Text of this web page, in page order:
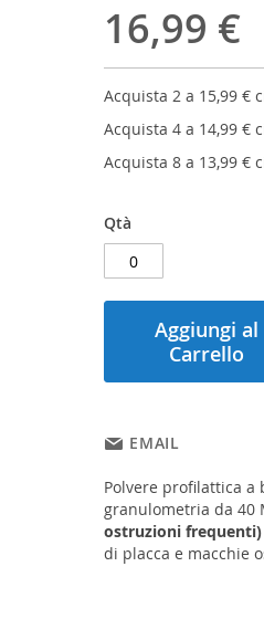
16,99 €
Acquista 2 a 15,99 €
Acquista 4 a 14,99 €
Acquista 8 a 13,99 €
Qtà
Aggiungi al
Carrello
EMAIL
Polvere profilattica a
granulometria da 40
ostruzioni frequenti)
di placca e macchie